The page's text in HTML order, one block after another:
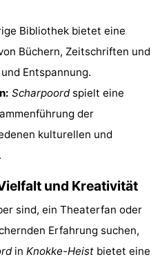
Bibliothek bietet eine
Büchern, Zeitschriften und
Entspannung.
Scharpoordspielt eine
der
kulturellen und
und Kreativität
sind, ein Theaterfan oder
Erfahrung suchen,
in Knokke-Heist bietet eine